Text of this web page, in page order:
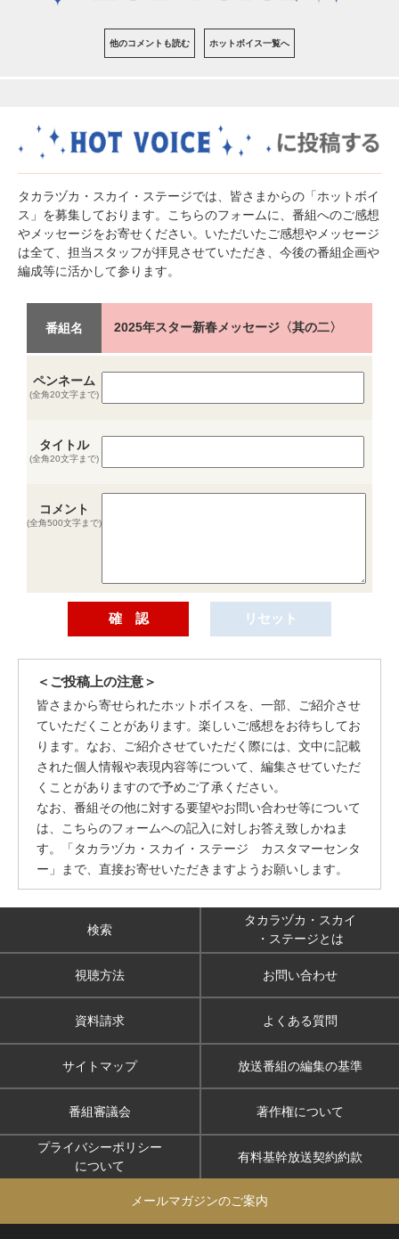
他のコメントも読む ホットボイス一覧へ
タカラヅカ・スカイ・ステージでは、皆さまからの「ホットボイ
ス」を募集しております。こちらのフォームに、番組へのご感想
やメッセージをお寄せください。いただいたご感想やメッセージ
は全て、担当スタッフが拝見させていただき、今後の番組企画や
編成等に活かして参ります。
番組名 2025年スター新春メッセージ〈其の二〉
ペンネーム
(全角20文字まで)
タイトル
(全角20文字まで)
コメント
(全角500文字まで)
＜ご投稿上の注意＞
皆さまから寄せられたホットボイスを、一部、ご紹介させ
ていただくことがあります。楽しいご感想をお待ちしてお
ります。なお、ご紹介させていただく際には、文中に記載
された個人情報や表現内容等について、編集させていただ
くことがありますので予めご了承ください。
なお、番組その他に対する要望やお問い合わせ等について
は、こちらのフォームへの記入に対しお答え致しかねま
す。「タカラヅカ・スカイ・ステージ カスタマーセンタ
ー」まで、直接お寄せいただきますようお願いします。
検索
タカラヅカ・スカイ
・ステージとは
視聴方法 お問い合わせ
資料請求 よくある質問
サイトマップ 放送番組の編集の基準
番組審議会 著作権について
プライバシーポリシー
について
有料基幹放送契約約款
メールマガジンのご案内